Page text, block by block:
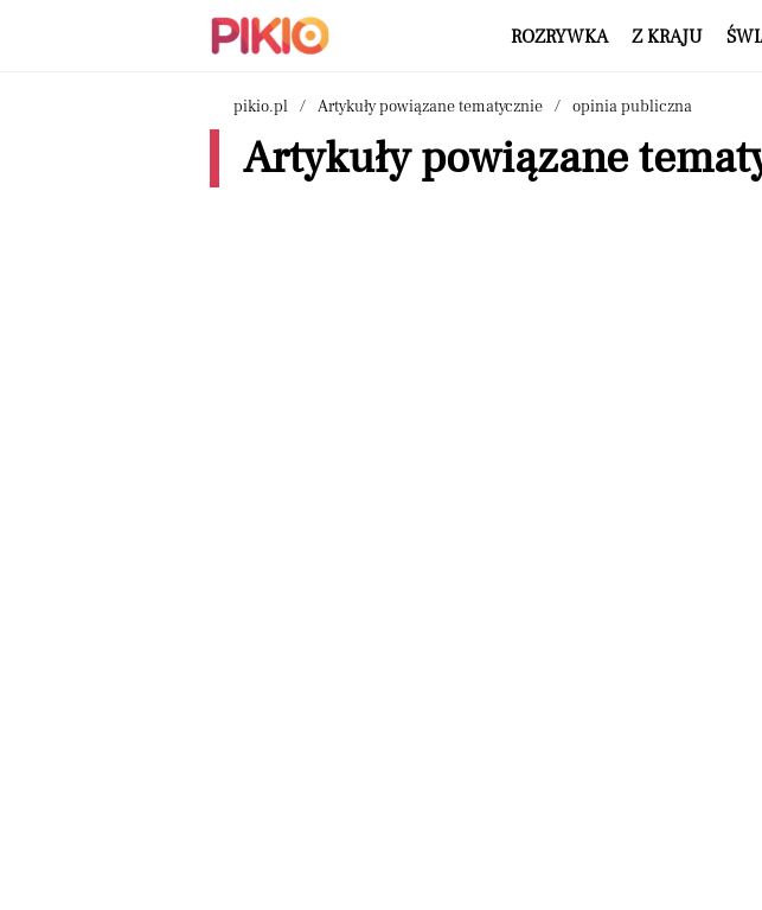
ROZRYWKA Z KRAJU
pikio.pl Artykuły powiązane tematycznie opinia publiczna
Artykuły powiązane